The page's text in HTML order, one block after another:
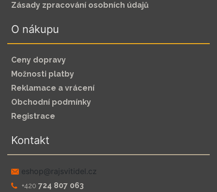
Zásady zpracování osobních údajů
O nákupu
Ceny dopravy
Možnosti platby
Reklamace a vrácení
Obchodní podmínky
Registrace
Kontakt
zc.leditivsjar@pohse
+420 724 807 063